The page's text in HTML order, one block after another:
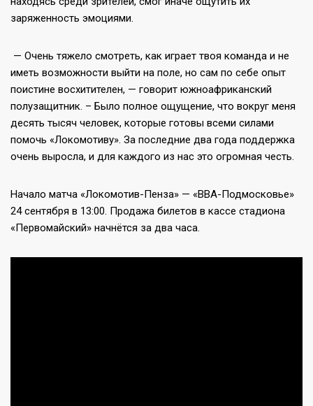
заряженность эмоциями.
— Очень тяжело смотреть, как играет твоя команда и не
иметь возможности выйти на поле, но сам по себе опыт
поистине восхитителен, — говорит южноафриканский
полузащитник. – Было полное ощущение, что вокруг меня
десять тысяч человек, которые готовы всеми силами
помочь «Локомотиву». За последние два года поддержка
очень выросла, и для каждого из нас это огромная честь.
Начало матча «Локомотив-Пенза» — «ВВА-Подмосковье»
24 сентября в 13:00. Продажа билетов в кассе стадиона
«Первомайский» начнётся за два часа.